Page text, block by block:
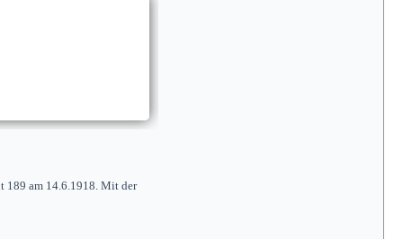
189 am 14.6.1918. Mit der